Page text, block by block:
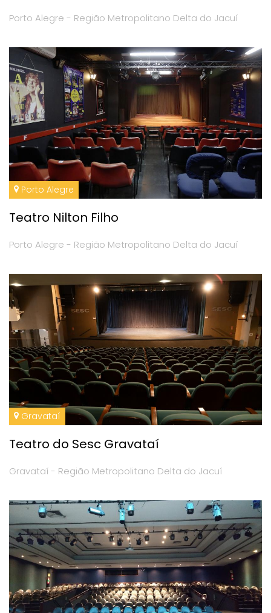
Porto Alegre - Região Metropolitano Delta do Jacuí
Porto Alegre
Teatro Nilton Filho
Porto Alegre - Região Metropolitano Delta do Jacuí
Gravataí
Teatro do Sesc Gravataí
Gravataí - Região Metropolitano Delta do Jacuí